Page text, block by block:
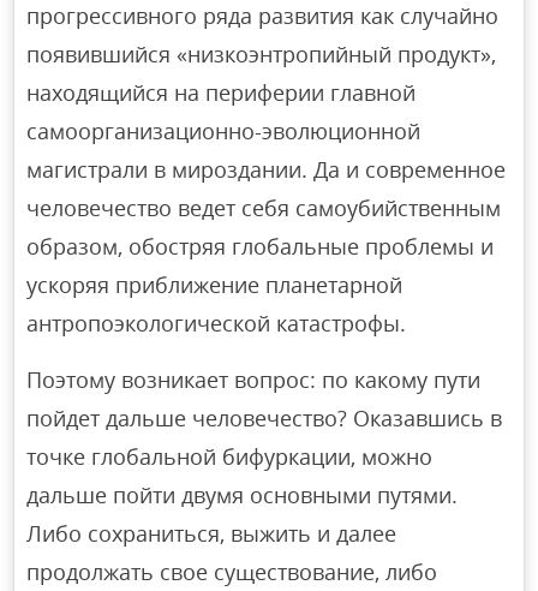
прогрессивного ряда развития как случайно
появившийся «низкоэнтропийный продукт»,
находящийся на периферии главной
самоорганизационно-эволюционной
магистрали в мироздании. Да и современное
человечество ведет себя самоубийственным
образом, обостряя глобальные проблемы и
ускоряя приближение планетарной
антропоэкологической катастрофы.
Поэтому возникает вопрос: по какому пути
пойдет дальше человечество? Оказавшись в
точке глобальной бифуркации, можно
дальше пойти двумя основными путями.
Либо сохраниться, выжить и далее
продолжать свое существование, либо